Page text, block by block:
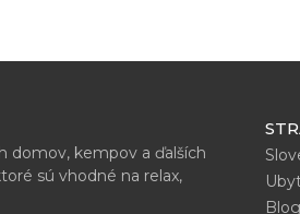
domov, kempov a ďalších
sú vhodné na relax,
Blog